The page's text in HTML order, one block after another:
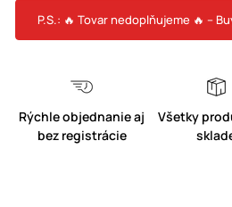
P.S.: 🔥 Tovar nedoplňujeme 🔥 –
Rýchle objednanie aj
bez registrácie
Všetky